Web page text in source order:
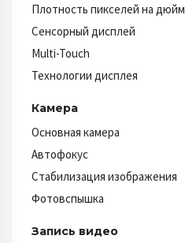
Плотность пикселей на дюйм
Сенсорный дисплей
Multi-Touch
Технологии дисплея
Камера
Основная камера
Автофокус
Стабилизация изображения
Фотовспышка
Запись видео